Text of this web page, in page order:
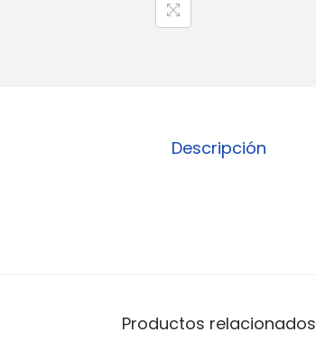
Descripción
Productos relacionados